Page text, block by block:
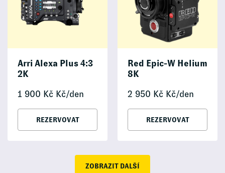
Arri Alexa Plus 4:3
2K
1 900 Kč Kč/den
REZERVOVAT
Red Epic-W Helium
8K
2 950 Kč Kč/den
REZERVOVAT
ZOBRAZIT DALŠÍ